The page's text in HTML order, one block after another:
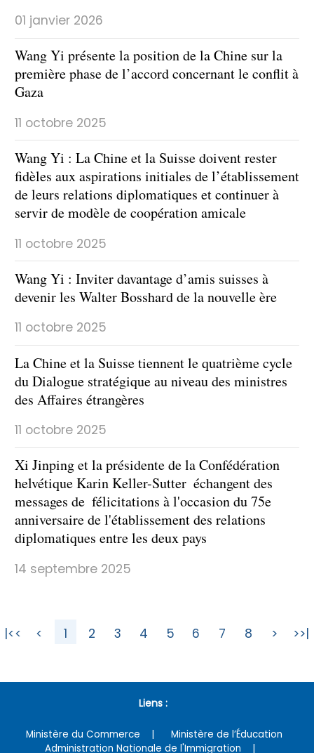
01 janvier 2026
Wang Yi présente la position de la Chine sur la
première phase de l’accord concernant le conflit à
Gaza
11 octobre 2025
Wang Yi : La Chine et la Suisse doivent rester
fidèles aux aspirations initiales de l’établissement
de leurs relations diplomatiques et continuer à
servir de modèle de coopération amicale
11 octobre 2025
Wang Yi : Inviter davantage d’amis suisses à
devenir les Walter Bosshard de la nouvelle ère
11 octobre 2025
La Chine et la Suisse tiennent le quatrième cycle
du Dialogue stratégique au niveau des ministres
des Affaires étrangères
11 octobre 2025
Xi Jinping et la présidente de la Confédération
helvétique Karin Keller-Sutter échangent des
messages de félicitations à l'occasion du 75e
anniversaire de l'établissement des relations
diplomatiques entre les deux pays
14 septembre 2025
|<< < 1 2 3 4 5 6 7 8 > >>|
Liens :
Ministère du Commerce
Ministère de l’Éducation
Administration Nationale de l'Immigration